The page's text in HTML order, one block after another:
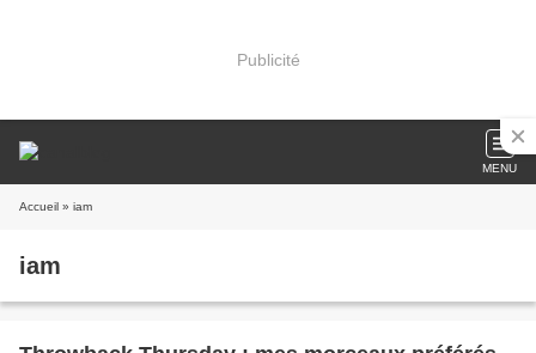
Publicité
MENU
Accueil » iam
iam